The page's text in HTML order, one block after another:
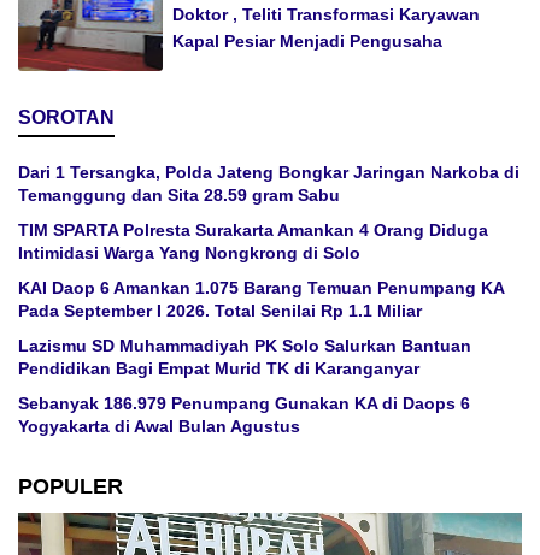
Doktor , Teliti Transformasi Karyawan
Kapal Pesiar Menjadi Pengusaha
SOROTAN
Dari 1 Tersangka, Polda Jateng Bongkar Jaringan Narkoba di
Temanggung dan Sita 28.59 gram Sabu
TIM SPARTA Polresta Surakarta Amankan 4 Orang Diduga
Intimidasi Warga Yang Nongkrong di Solo
KAI Daop 6 Amankan 1.075 Barang Temuan Penumpang KA
Pada September I 2026. Total Senilai Rp 1.1 Miliar
Lazismu SD Muhammadiyah PK Solo Salurkan Bantuan
Pendidikan Bagi Empat Murid TK di Karanganyar
Sebanyak 186.979 Penumpang Gunakan KA di Daops 6
Yogyakarta di Awal Bulan Agustus
POPULER